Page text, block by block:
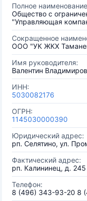
Полное
Общество с
"Управляющая
Сокращенное
ООО "УК ЖКХ
Имя руководителя:
Валентин
ИНН:
5030082176
ОГРН:
1145030000390
Юридический адрес:
рп. Селятино, ул.
Фактический адрес:
рп. Калининец, д. 245
Телефон:
8 (496) 343-93-20 8